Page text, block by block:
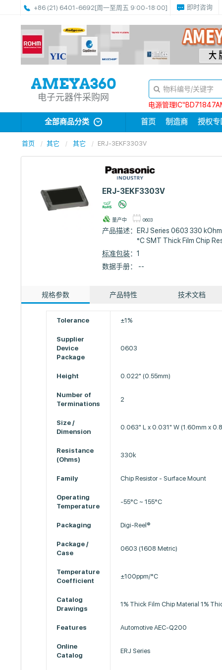
+86 (21) 6401-6692[周一至周五 9:00-18:00] 即时咨询
电子元器件采购网
电源管理
全部商品分类 首页 制造商 授权专
首页 其它 其它 ERJ-3EKF3303V
ERJ-3EKF3303V
量产中 0603
产品描述：
ERJ Series 0603 330
°C SMT Thick Film Chip
标准包装：1
数据手册： --
规格参数 产品特性 技术文档
Tolerance ±1%
Supplier
Device
Package
0603
Height 0.022" (0.55mm)
Number of
Terminations
2
Size /
Dimension
0.063" L x 0.031" W (1.60mm x
Resistance
(Ohms)
330k
Family Chip Resistor - Surface Mount
Operating
Temperature
-55°C ~ 155°C
Packaging Digi-Reel®
Package /
Case
0603 (1608 Metric)
Temperature
Coefficient
±100ppm/°C
Catalog
Drawings
1% Thick Film Chip Material 1%
Features Automotive AEC-Q200
Online
Catalog
ERJ Series